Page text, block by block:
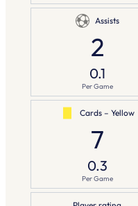
Assists
2
0.1
Per Game
Cards – Yellow
7
0.3
Per Game